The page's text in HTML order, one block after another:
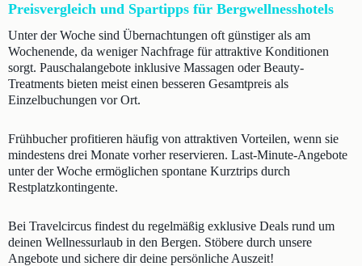
Preisvergleich und Spartipps für Bergwellnesshotels
Unter der Woche sind Übernachtungen oft günstiger als am
Wochenende, da weniger Nachfrage für attraktive Konditionen
sorgt. Pauschalangebote inklusive Massagen oder Beauty-
Treatments bieten meist einen besseren Gesamtpreis als
Einzelbuchungen vor Ort.
Frühbucher profitieren häufig von attraktiven Vorteilen, wenn sie
mindestens drei Monate vorher reservieren. Last-Minute-Angebote
unter der Woche ermöglichen spontane Kurztrips durch
Restplatzkontingente.
Bei Travelcircus findest du regelmäßig exklusive Deals rund um
deinen Wellnessurlaub in den Bergen. Stöbere durch unsere
Angebote und sichere dir deine persönliche Auszeit!